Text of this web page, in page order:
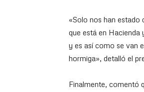
«Solo nos han estado
que está en Hacienda
y es así como se van
hormiga», detalló el
Finalmente, comentó